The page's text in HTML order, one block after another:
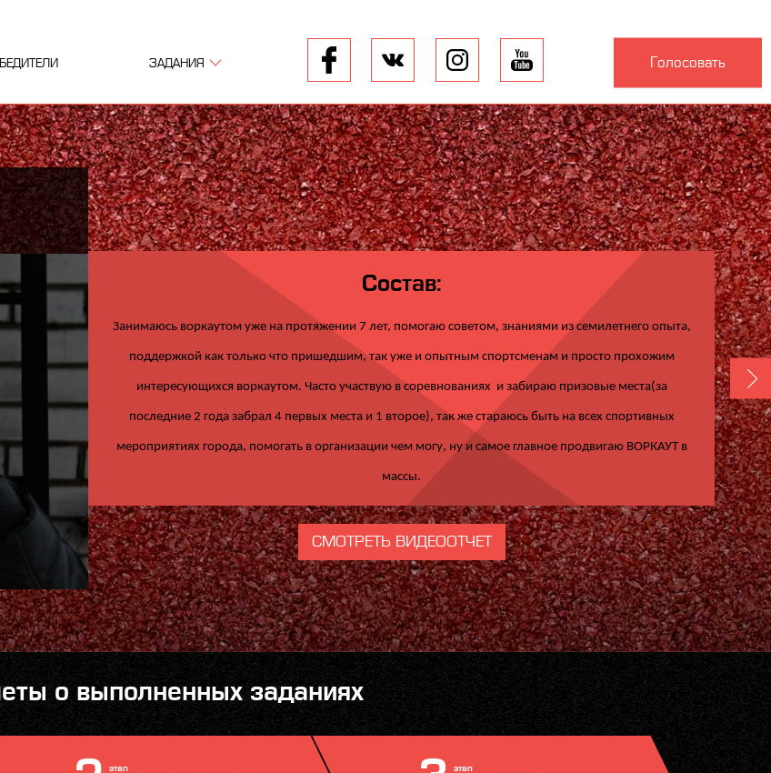
ЗАДАНИЯ
2
3
Голосовать
Состав:
Занимаюсь воркаутом уже на протяжении 7 лет, помогаю советом, знаниями из семилетнего опыта,
поддержкой как только что пришедшим, так уже и опытным спортсменам и просто прохожим
интересующихся воркаутом. Часто участвую в соревнованиях и забираю призовые места(за
последние 2 года забрал 4 первых места и 1 второе), так же стараюсь быть на всех спортивных
мероприятиях города, помогать в организации чем могу, ну и самое главное продвигаю ВОРКАУТ в
массы.
СМОТРЕТЬ ВИДЕООТЧЕТ
о выполненных заданиях
этап этап